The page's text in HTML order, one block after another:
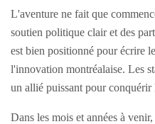
L'aventure ne fait que
soutien politique clair et des
est bien positionné pour écrire
l'innovation montréalaise. Les
un allié puissant pour
Dans les mois et années à